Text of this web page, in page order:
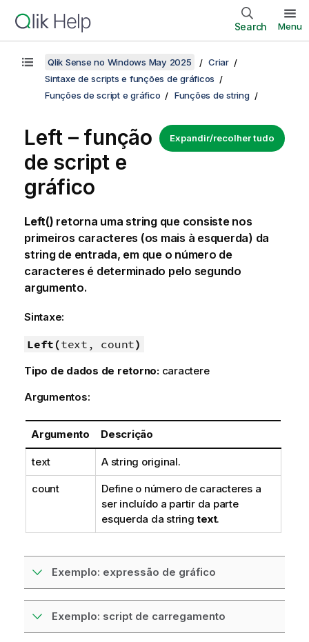
Search Menu
Qlik Sense no Windows May 2025
Criar
Sintaxe de scripts e funções de gráficos
Funções de script e gráfico
Funções de string
Expandir/recolher tudo
Left – função
de script e
gráfico
Left() retorna uma string que consiste nos
primeiros caracteres (os mais à esquerda) da
string de entrada, em que o número de
caracteres é determinado pelo segundo
argumento.
Sintaxe:
Left(text, count)
Tipo de dados de retorno: caractere
Argumentos:
Argumento Descrição
text A string original.
count
Define o número de caracteres a
ser incluído a partir da parte
esquerda da stringtext.
Exemplo: expressão de gráfico
Exemplo: script de carregamento